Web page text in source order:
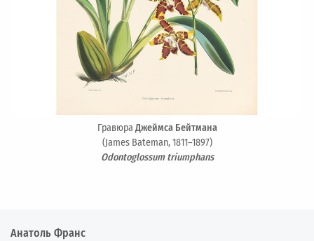
ГравюраДжеймса Бейтмана
(James Bateman, 1811–1897)
Odontoglossum triumphans
Анатоль Франс